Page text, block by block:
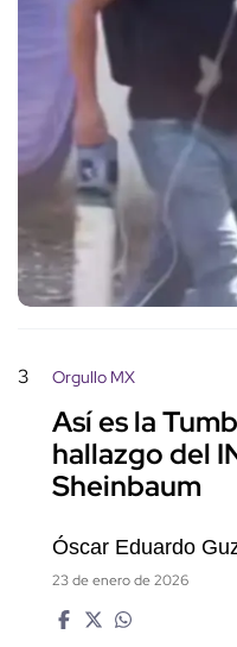
3 Orgullo MX
Así es la
hallazgo del
Sheinbaum
Óscar Eduardo
23 de enero de 2026